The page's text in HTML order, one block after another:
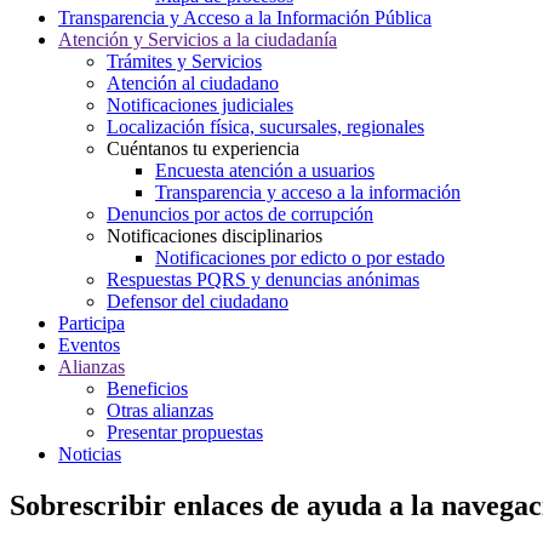
Transparencia y Acceso a la Información Pública
Atención y Servicios a la ciudadanía
Trámites y Servicios
Atención al ciudadano
Notificaciones judiciales
Localización física, sucursales, regionales
Cuéntanos tu experiencia
Encuesta atención a usuarios
Transparencia y acceso a la información
Denuncios por actos de corrupción
Notificaciones disciplinarios
Notificaciones por edicto o por estado
Respuestas PQRS y denuncias anónimas
Defensor del ciudadano
Participa
Eventos
Alianzas
Beneficios
Otras alianzas
Presentar propuestas
Noticias
Sobrescribir enlaces de ayuda a la